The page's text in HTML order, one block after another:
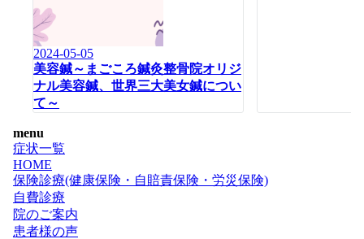
2024-05-05
美容鍼～まごころ鍼灸整骨院オリジ
ナル美容鍼、世界三大美女鍼につい
て～
menu
症状一覧
HOME
保険診療(健康保険・自賠責保険・労災保険)
自費診療
院のご案内
患者様の声